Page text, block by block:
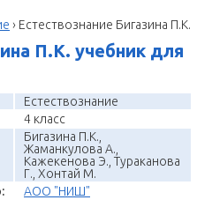
› Естествознание Бигазина П.К.
П.К. учебник для
Естествознание
4 класс
Бигазина П.К.,
Жаманкулова А.,
Кажекенова Э., Тураканова
Г., Хонтай М.
АОО "НИШ"